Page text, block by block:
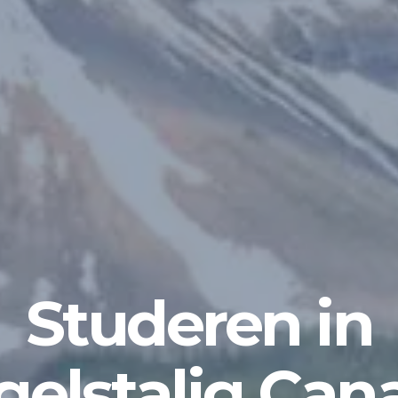
Studeren in